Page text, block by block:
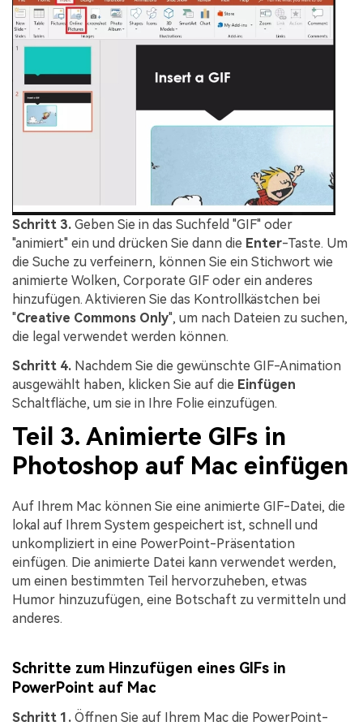
Schritt 3. Geben Sie in das Suchfeld "GIF" oder
"animiert" ein und drücken Sie dann die Enter-Taste. Um
die Suche zu verfeinern, können Sie ein Stichwort wie
animierte Wolken, Corporate GIF oder ein anderes
hinzufügen. Aktivieren Sie das Kontrollkästchen bei
"Creative Commons Only", um nach Dateien zu suchen,
die legal verwendet werden können.
Schritt 4. Nachdem Sie die gewünschte GIF-Animation
ausgewählt haben, klicken Sie auf die Einfügen
Schaltfläche, um sie in Ihre Folie einzufügen.
Teil 3. Animierte GIFs in
Photoshop auf Mac einfügen
Auf Ihrem Mac können Sie eine animierte GIF-Datei, die
lokal auf Ihrem System gespeichert ist, schnell und
unkompliziert in eine PowerPoint-Präsentation
einfügen. Die animierte Datei kann verwendet werden,
um einen bestimmten Teil hervorzuheben, etwas
Humor hinzuzufügen, eine Botschaft zu vermitteln und
anderes.
Schritte zum Hinzufügen eines GIFs in
PowerPoint auf Mac
Schritt 1. Öffnen Sie auf Ihrem Mac die PowerPoint-